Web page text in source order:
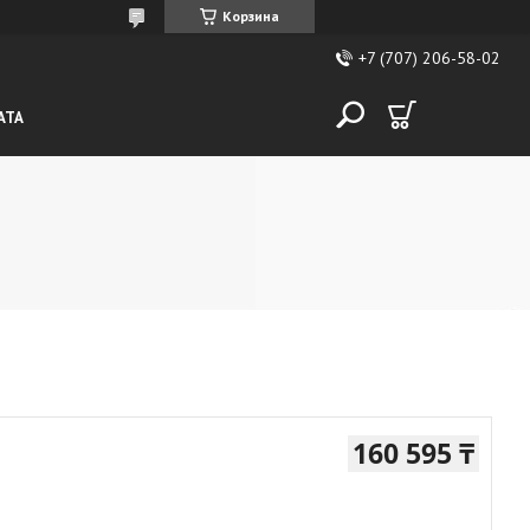
Корзина
+7 (707) 206-58-02
160 595 ₸